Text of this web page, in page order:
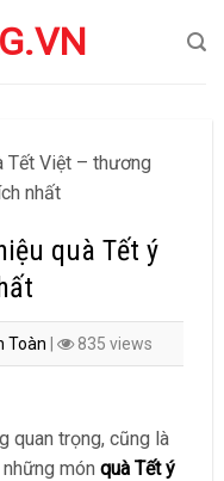
Tết Việt – thương
nhất
quà Tết ý
Toàn 835 views
quan trọng, cũng là
món quà Tết ý